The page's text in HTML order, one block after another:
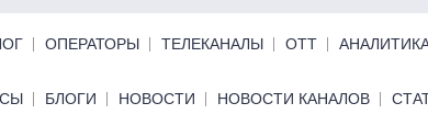
ОПЕРАТОРЫ ТЕЛЕКАНАЛЫ ОТТ
links bottom
БЛОГИ НОВОСТИ НОВОСТИ КАНАЛОВ